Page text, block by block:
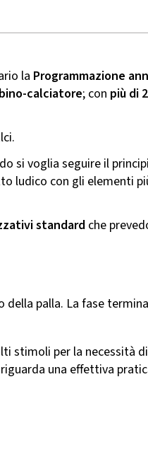
la Programmazione
calciatore; con più di
si voglia seguire il
ludico con gli elementi
standard che
palla. La fase
per la necessità di
una effettiva